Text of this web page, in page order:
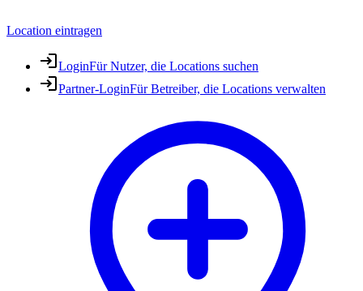
Location eintragen
LoginFür Nutzer, die Locations suchen
Partner-LoginFür Betreiber, die Locations verwalten